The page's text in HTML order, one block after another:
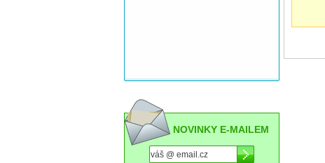
NOVINKY E-MAILEM